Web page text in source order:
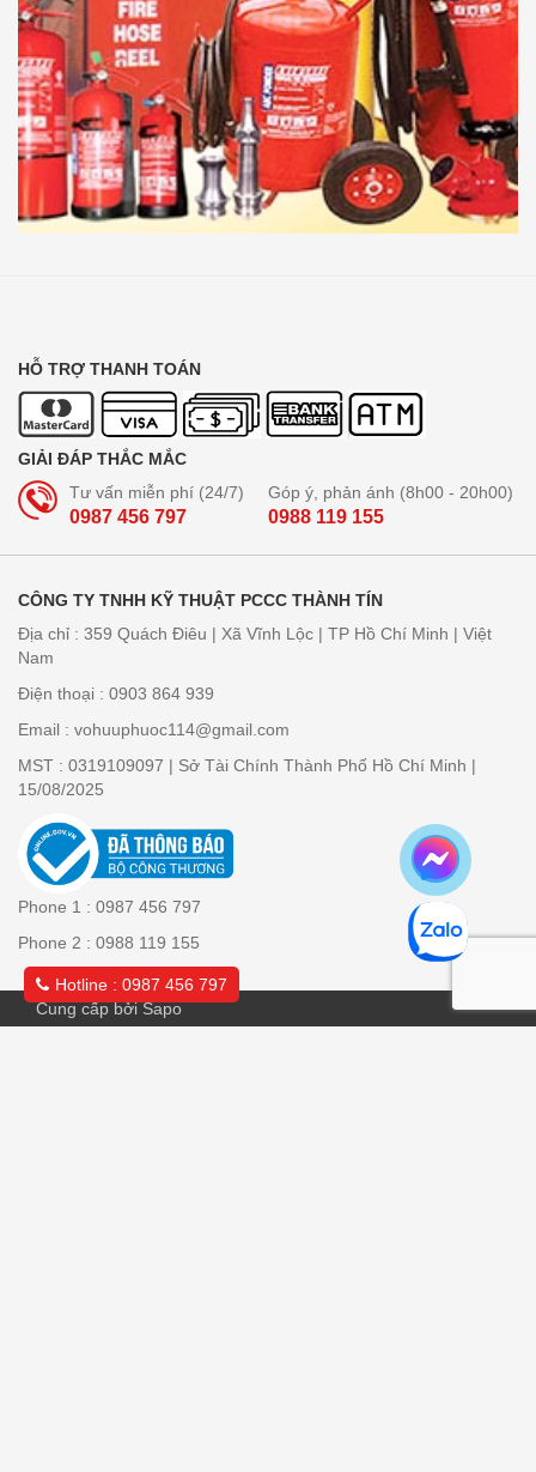
HỖ TRỢ THANH TOÁN
GIẢI ĐÁP THẮC MẮC
Tư vấn miễn phí (24/7)
0987 456 797
Góp ý, phản ánh (8h00 - 20h00)
0988 119 155
CÔNG TY TNHH KỸ THUẬT PCCC THÀNH TÍN
Địa chỉ : 359 Quách Điêu | Xã Vĩnh Lộc | TP Hồ Chí Minh | Việt
Nam
Điện thoại : 0903 864 939
Email : vohuuphuoc114@gmail.com
MST : 0319109097 | Sở Tài Chính Thành Phố Hồ Chí Minh |
15/08/2025
Phone 1 : 0987 456 797
Phone 2 : 0988 119 155
Cung cấp bởi Sapo
Hotline : 0987 456 797